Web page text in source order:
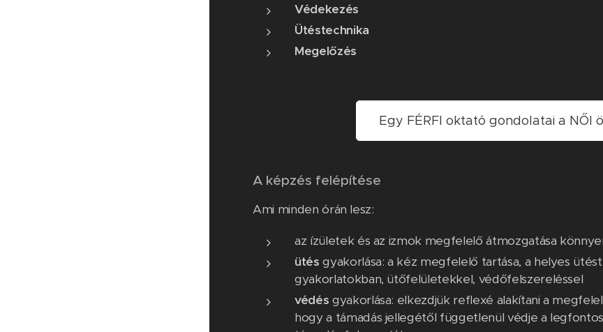
Védekezés
Ütéstechnika
Megelőzés
Egy FÉRFI oktató gondolatai a NŐI
A képzés felépítése
Ami minden órán lesz:
az ízületek és az izmok megfelelő átmozgatása
ütésgyakorlása: a kéz megfelelő tartása, a helyes
gyakorlatokban, ütőfelületekkel, védőfelszereléssel
védés gyakorlása: elkezdjük reflexé alakítani a
hogy a támadás jellegétől függetlenül védje a